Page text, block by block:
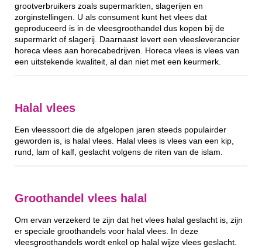
grootverbruikers zoals supermarkten, slagerijen en
zorginstellingen. U als consument kunt het vlees dat
geproduceerd is in de vleesgroothandel dus kopen bij de
supermarkt of slagerij. Daarnaast levert een vleesleverancier
horeca vlees aan horecabedrijven. Horeca vlees is vlees van
een uitstekende kwaliteit, al dan niet met een keurmerk.
Halal vlees
Een vleessoort die de afgelopen jaren steeds populairder
geworden is, is halal vlees. Halal vlees is vlees van een kip,
rund, lam of kalf, geslacht volgens de riten van de islam.
Groothandel vlees halal
Om ervan verzekerd te zijn dat het vlees halal geslacht is, zijn
er speciale groothandels voor halal vlees. In deze
vleesgroothandels wordt enkel op halal wijze vlees geslacht.